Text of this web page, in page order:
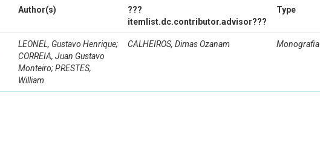
Author(s)
???
itemlist.dc.contributor.advisor???
Type
LEONEL, Gustavo Henrique;
CORREIA, Juan Gustavo
Monteiro; PRESTES,
William
CALHEIROS, Dimas Ozanam Monografia